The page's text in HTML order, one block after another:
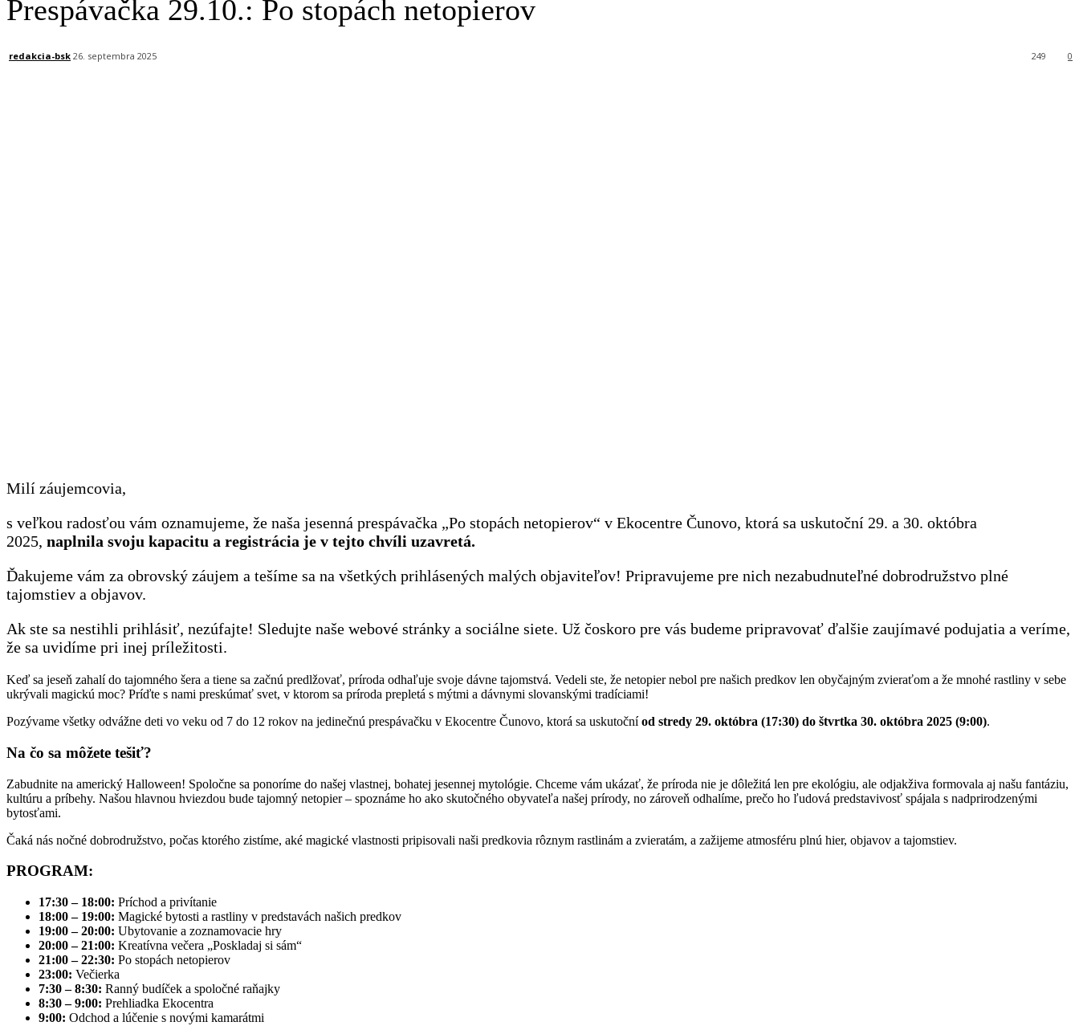
Prespávačka 29.10.: Po stopách netopierov
redakcia-bsk 26. septembra 2025 0
249
Milí záujemcovia,
s veľkou radosťou vám oznamujeme, že naša jesenná prespávačka „Po stopách netopierov“ v Ekocentre Čunovo, ktorá sa uskutoční 29. a 30. októbra
2025, naplnila svoju kapacitu a registrácia je v tejto chvíli uzavretá.
Ďakujeme vám za obrovský záujem a tešíme sa na všetkých prihlásených malých objaviteľov! Pripravujeme pre nich nezabudnuteľné dobrodružstvo plné
tajomstiev a objavov.
Ak ste sa nestihli prihlásiť, nezúfajte! Sledujte naše webové stránky a sociálne siete. Už čoskoro pre vás budeme pripravovať ďalšie zaujímavé podujatia a veríme,
že sa uvidíme pri inej príležitosti.
Keď sa jeseň zahalí do tajomného šera a tiene sa začnú predlžovať, príroda odhaľuje svoje dávne tajomstvá. Vedeli ste, že netopier nebol pre našich predkov len obyčajným zvieraťom a že mnohé rastliny v sebe
ukrývali magickú moc? Príďte s nami preskúmať svet, v ktorom sa príroda prepletá s mýtmi a dávnymi slovanskými tradíciami!
Pozývame všetky odvážne deti vo veku od 7 do 12 rokov na jedinečnú prespávačku v Ekocentre Čunovo, ktorá sa uskutočníod stredy 29. októbra (17:30) do štvrtka 30. októbra 2025 (9:00).
Na čo sa môžete tešiť?
Zabudnite na americký Halloween! Spoločne sa ponoríme do našej vlastnej, bohatej jesennej mytológie. Chceme vám ukázať, že príroda nie je dôležitá len pre ekológiu, ale odjakživa formovala aj našu fantáziu,
kultúru a príbehy. Našou hlavnou hviezdou bude tajomný netopier – spoznáme ho ako skutočného obyvateľa našej prírody, no zároveň odhalíme, prečo ho ľudová predstavivosť spájala s nadprirodzenými
bytosťami.
Čaká nás nočné dobrodružstvo, počas ktorého zistíme, aké magické vlastnosti pripisovali naši predkovia rôznym rastlinám a zvieratám, a zažijeme atmosféru plnú hier, objavov a tajomstiev.
PROGRAM:
17:30 – 18:00: Príchod a privítanie
18:00 – 19:00: Magické bytosti a rastliny v predstavách našich predkov
19:00 – 20:00: Ubytovanie a zoznamovacie hry
20:00 – 21:00: Kreatívna večera „Poskladaj si sám“
21:00 – 22:30: Po stopách netopierov
23:00: Večierka
7:30 – 8:30: Ranný budíček a spoločné raňajky
8:30 – 9:00: Prehliadka Ekocentra
9:00: Odchod a lúčenie s novými kamarátmi